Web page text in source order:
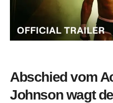
Abschied vom
Johnson wagt